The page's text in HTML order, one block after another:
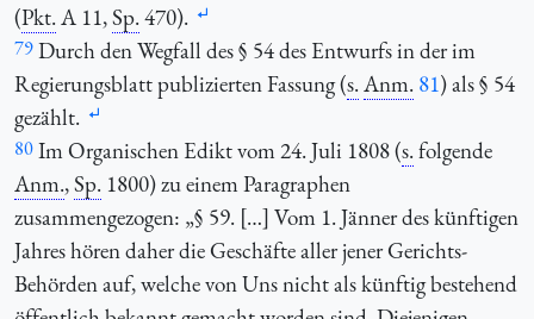
(Pkt.A 11,Sp.470).
79Durch den Wegfall des § 54 des Entwurfs in der im
Regierungsblatt publizierten Fassung (s.Anm. 81) als § 54
gezählt.
80Im Organischen Edikt vom 24. Juli 1808 (s.folgende
Anm.,Sp. 1800) zu einem Paragraphen
zusammengezogen: „§ 59. […] Vom 1. Jänner des künftigen
Jahres hören daher die Geschäfte aller jener Gerichts-
Behörden auf, welche von Uns nicht als künftig bestehend